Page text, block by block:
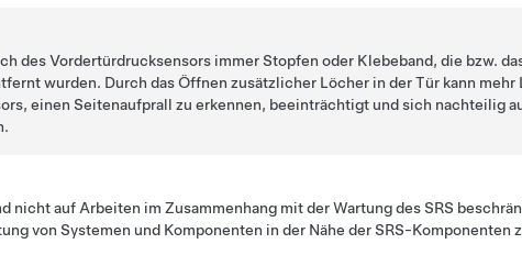
des Vordertürdrucksensors immer Stopfen oder Klebeband, die bzw.
wurden. Durch das Öffnen zusätzlicher Löcher in der Tür kann
einen Seitenaufprall zu erkennen, beeinträchtigt und sich nachteilig
nicht auf Arbeiten im Zusammenhang mit der Wartung des SRS
von Systemen und Komponenten in der Nähe der SRS-Komponenten